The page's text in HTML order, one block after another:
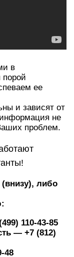
в
порой
ее
и зависят от
не
проблем.
либо
110-43-85
— +7 (812)
48